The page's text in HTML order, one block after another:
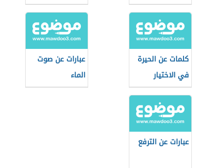
كلمات عن الحيرة
في الاختيار
عبارات عن صوت
الماء
عبارات عن الترفع